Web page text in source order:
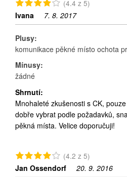
(4.4 z 5)
Ivana
7. 8. 2017
Plusy:
komunikace pěkné místo ochota
Mínusy:
žádné
Shrnutí:
Mnohaleté zkušenosti s CK,
dobře vybrat podle požadavků,
pěkná místa. Velice doporučuji!
(4.2 z 5)
Jan Ossendorf
20. 9. 2016